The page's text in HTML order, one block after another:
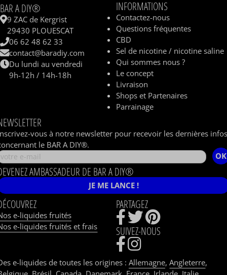
BAR A DIY®
9 ZAC de Kergrist
29430 PLOUESCAT
06 62 48 62 33
contact@baradiy.com
Du lundi au vendredi
9h-12h / 14h-18h
INFORMATIONS
Contactez-nous
Questions fréquentes
CBD
Sel de nicotine / nicotine saline
Qui sommes nous ?
Le concept
Livraison
Shops et Partenaires
Parrainage
vous à notre newsletter pour recevoir les dernières
le BAR A DIY®.
OK
AMBASSADEUR DE BAR A DIY®
JE ME LANCE !
e-liquides fruités
e-liquides fruités et frais
PARTAGEZ
SUIVEZ-NOUS
e-liquides de toutes les origines :Allemagne,Angleterre,